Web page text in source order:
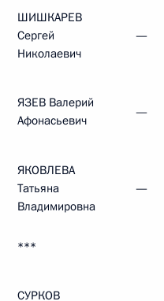
ШИШКАРЕВ
Сергей
Николаевич
—
ЯЗЕВ Валерий
Афонасьевич
—
ЯКОВЛЕВА
Татьяна
Владимировна
—
***
СУРКОВ